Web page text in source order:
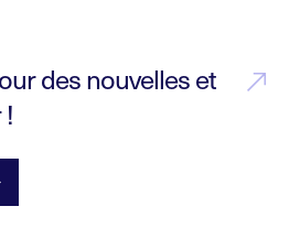
des nouvelles et